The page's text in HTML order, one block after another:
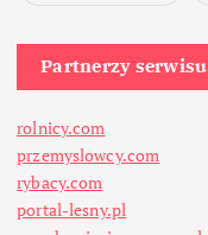
Partnerzy serwisu
rolnicy.com
przemyslowcy.com
rybacy.com
portal-lesny.pl